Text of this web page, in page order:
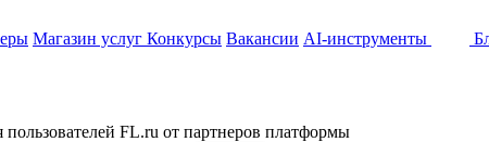
Магазин услуг Конкурсы Вакансии AI-инструменты
FL.ru от партнеров платформы